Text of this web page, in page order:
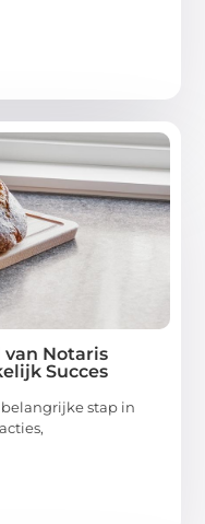
van Notaris
Succes
stap in